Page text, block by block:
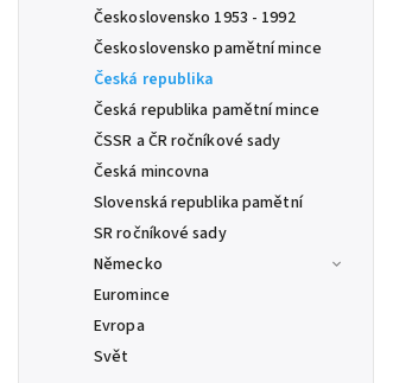
Československo 1953 - 1992
Československo pamětní mince
Česká republika
Česká republika pamětní mince
ČSSR a ČR ročníkové sady
Česká mincovna
Slovenská republika pamětní
SR ročníkové sady
Německo
Euromince
Evropa
Svět